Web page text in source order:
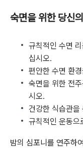
숙면을 위한 당신
규칙적인 수면
십시오.
편안한 수면 환
숙면을 위한 전
시오.
건강한 식습관을
규칙적인 운동으
밤의 심포니를 연주하